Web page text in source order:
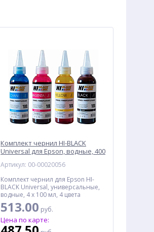
%
Комплект чернил HI-BLACK
Universal для Epson, водные, 400
Артикул: 00-00020056
Комплект чернил для Epson HI-
BLACK Universal, универсальные,
водные, 4 x 100 мл, 4 цвета
513.00 руб.
Цена по карте: